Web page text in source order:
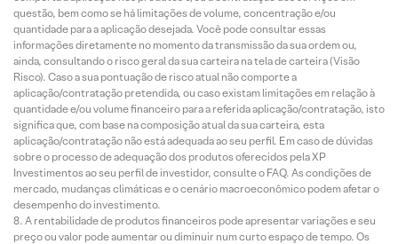
questão, bem como se há limitações de volume, concentração e/ou
quantidade para a aplicação desejada. Você pode consultar essas
informações diretamente no momento da transmissão da sua ordem ou,
ainda, consultando o risco geral da sua carteira na tela de carteira (Visão
Risco). Caso a sua pontuação de risco atual não comporte a
aplicação/contratação pretendida, ou caso existam limitações em relação à
quantidade e/ou volume financeiro para a referida aplicação/contratação, isto
significa que, com base na composição atual da sua carteira, esta
aplicação/contratação não está adequada ao seu perfil. Em caso de dúvidas
sobre o processo de adequação dos produtos oferecidos pela XP
Investimentos ao seu perfil de investidor, consulte o FAQ. As condições de
mercado, mudanças climáticas e o cenário macroeconômico podem afetar o
desempenho do investimento.
A rentabilidade de produtos financeiros pode apresentar variações e seu
preço ou valor pode aumentar ou diminuir num curto espaço de tempo. Os